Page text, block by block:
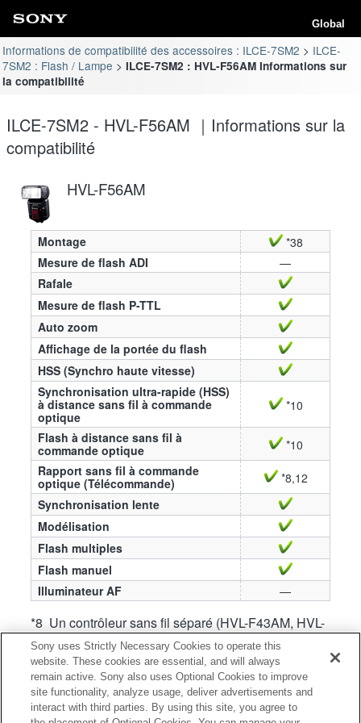
Global
Informations de compatibilité des accessoires : ILCE-7SM2
ILCE-
7SM2 : Flash / Lampe
ILCE-7SM2 : HVL-F56AM Informations sur
la compatibilité
ILCE-7SM2 - HVL-F56AM ｜Informations sur la
compatibilité
HVL-F56AM
Montage
*38
Mesure de flash ADI
—
Rafale
Mesure de flash P-TTL
Auto zoom
Affichage de la portée du flash
HSS (Synchro haute vitesse)
Synchronisation ultra-rapide (HSS)
à distance sans fil à commande
optique
*10
Flash à distance sans fil à
commande optique
*10
Rapport sans fil à commande
optique (Télécommande)
*8,12
Synchronisation lente
Modélisation
Flash multiples
Flash manuel
Illuminateur AF
—
*8 Un contrôleur sans fil séparé (HVL-F43AM, HVL-
F58AM, HVL-F60M ou HVL-F43M) est
nécessaire.
*10 Un contrôleur sans fil séparé (HVL-F20AM,
HVL-F43AM, HVL-F58AM, HVL-F60M, HVL-
F20M, HVL-F43M ou HVL-F32M) est
Sony uses Strictly Necessary Cookies to operate this
website. These cookies are essential, and will always
remain active. Sony also uses Optional Cookies to improve
site functionality, analyze usage, deliver advertisements and
interact with third parties. By using this site, you agree to